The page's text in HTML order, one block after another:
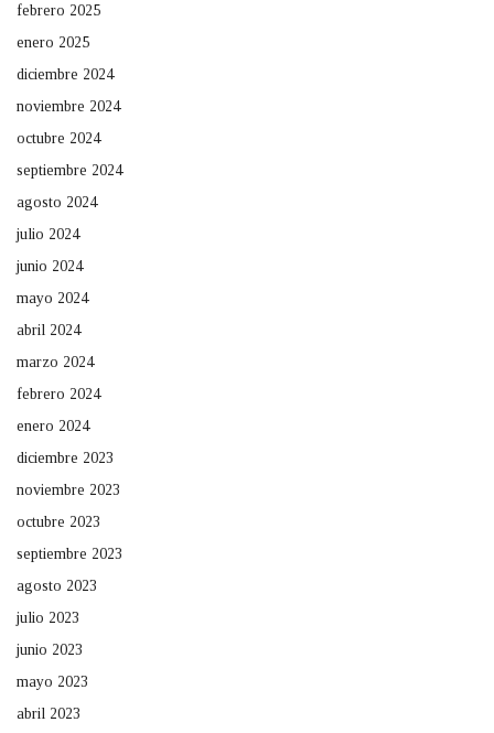
febrero 2025
enero 2025
diciembre 2024
noviembre 2024
octubre 2024
septiembre 2024
agosto 2024
julio 2024
junio 2024
mayo 2024
abril 2024
marzo 2024
febrero 2024
enero 2024
diciembre 2023
noviembre 2023
octubre 2023
septiembre 2023
agosto 2023
julio 2023
junio 2023
mayo 2023
abril 2023